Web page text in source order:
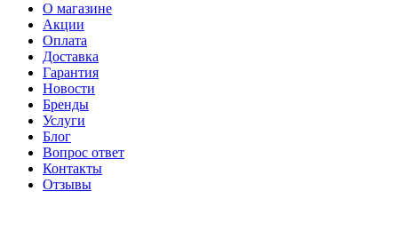
О магазине
Акции
Оплата
Доставка
Гарантия
Новости
Бренды
Услуги
Блог
Вопрос ответ
Контакты
Отзывы